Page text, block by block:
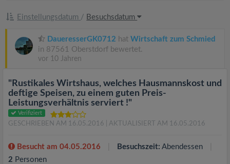
Einstellungsdatum / Besuchsdatum
DaueresserGK0712 hat Wirtschaft zum Schmied
in 87561 Oberstdorf bewertet.
vor 10 Jahren
"Rustikales Wirtshaus, welches Hausmannskost und
deftige Speisen, zu einem guten Preis-
Leistungsverhältnis serviert !"
Verifiziert
GESCHRIEBEN AM 16.05.2016 | AKTUALISIERT AM 16.05.2016
Besucht am 04.05.2016 Besuchszeit: Abendessen
2 Personen